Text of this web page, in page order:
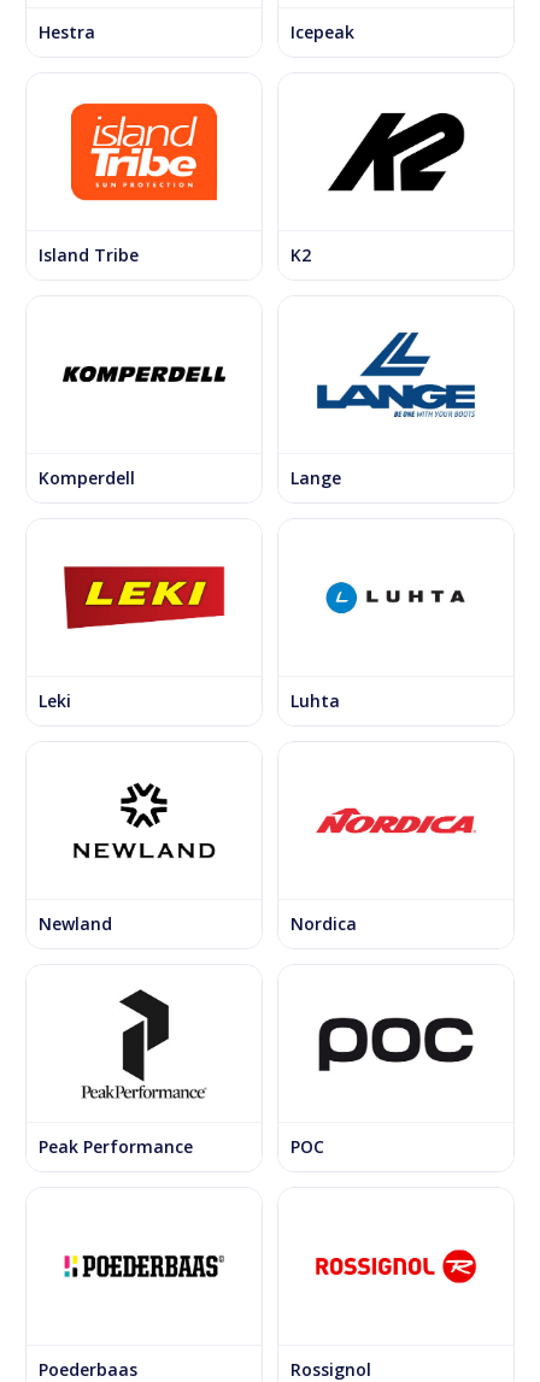
Hestra Icepeak
Island Tribe K2
Komperdell Lange
Leki Luhta
Newland Nordica
Peak Performance POC
Poederbaas Rossignol